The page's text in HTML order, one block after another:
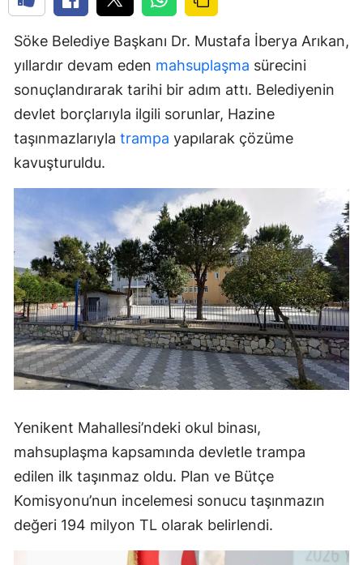
Söke Belediye Başkanı Dr. Mustafa İberya Arıkan,
yıllardır devam eden mahsuplaşma sürecini
sonuçlandırarak tarihi bir adım attı. Belediyenin
devlet borçlarıyla ilgili sorunlar, Hazine
taşınmazlarıyla trampa yapılarak çözüme
kavuşturuldu.
Yenikent Mahallesi’ndeki okul binası,
mahsuplaşma kapsamında devletle trampa
edilen ilk taşınmaz oldu. Plan ve Bütçe
Komisyonu’nun incelemesi sonucu taşınmazın
değeri 194 milyon TL olarak belirlendi.